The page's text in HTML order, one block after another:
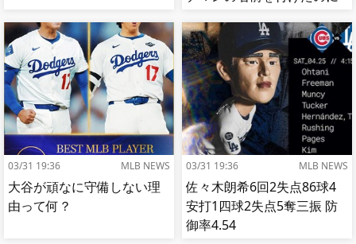
03/31 19:36 MLB NEWS
大谷が頑なに守備しない理
由って何？
03/31 19:36 MLB NEWS
佐々木朗希6回2失点86球4
安打1四球2失点5奪三振 防
御率4.54